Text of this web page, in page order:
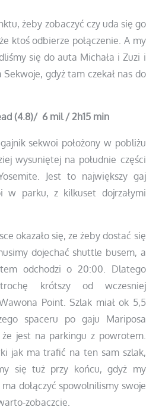
żeby zobaczyć czy uda się go
ktoś odbierze połączenie. A my
się do auta Michała i Zuzi i
gdyż tam czekał nas do
(4.8)/ 6 mil / 2h15 min
sekwoi położony w pobliżu
wysuniętej na południe części
Jest to największy gaj
w parku, z kilkuset dojrzałymi
okazało się, ze żeby dostać się
dojechać shuttle busem, a
odchodzi o 20:00. Dlatego
krótszy od wczesniej
Point. Szlak miał ok 5,5
spaceru po gaju Mariposa
jest na parkingu z powrotem.
jak ma trafić na ten sam szlak,
się tuż przy końcu, gdyż my
dołączyć spowolnilismy swoje
zobaczcie.